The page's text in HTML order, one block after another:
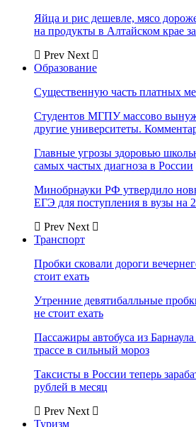
Яйца и рис дешевле, мясо
на продукты в Алтайском крае
Prev Next
Образование
Существенную часть платных
Студентов МГПУ массово
другие университеты.
Главные угрозы здоровью
самых частых диагноза в России
Минобрнауки РФ утвердило
ЕГЭ для поступления в вузы на
Prev Next
Транспорт
Пробки сковали дороги
стоит ехать
Утренние девятибалльные
не стоит ехать
Пассажиры автобуса из
трассе в сильный мороз
Таксисты в России теперь
рублей в месяц
Prev Next
Туризм